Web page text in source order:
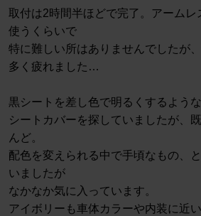
取付は2時間半ほどで完了。アームレ
使うくらいで
特に難しい所はありませんでしたが
多く疲れました…
黒シートを差し色で明るくするよう
シートカバーを探していましたが、
んど。
配色を変えられる中で手頃なもの、
いましたが
なかなか気に入っています。
アイボリーも車体カラーや内装に近